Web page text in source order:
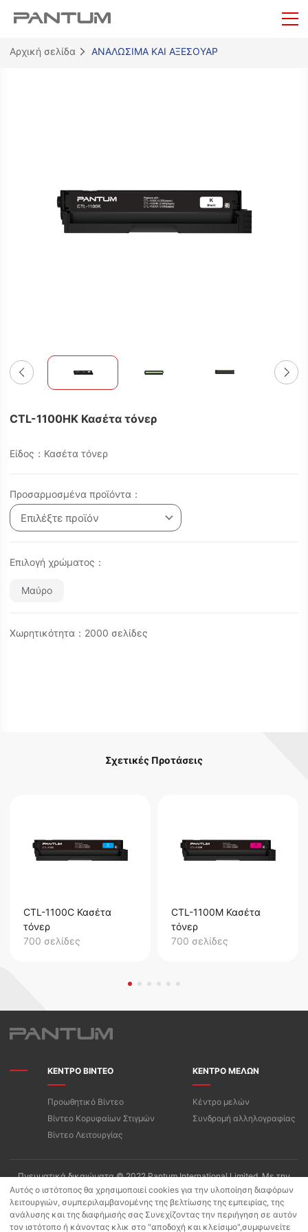
Αρχική σελίδα ΑΝΑΛΩΣΙΜΑ ΚΑΙ ΑΞΕΣΟΥΑΡ
CTL-1100HK Κασέτα τόνερ
Είδος：Κασέτα τόνερ
Προσαρμοσμένα προϊόντα：
Επιλέξτε προϊόν
Επιλογή χρώματος：
Μαύρο
Χωρητικότητα：2000 σελίδες
Σχετικές Προτάσεις
CTL-1100C Κασέτα
τόνερ
700 σελίδες
CTL-1100M Κασέτα
τόνερ
700 σελίδες
ΚΕΝΤΡΟ ΒΙΝΤΕΟ
Προωθητικό Βίντεο
Βίντεο Κορυφαίων Στιγμών
Βίντεο Λειτουργίας
ΚΕΝΤΡΟ ΜΕΛΩΝ
Κέντρο μελών
Συνδρομή αλληλογραφίας
Πνευματικά δικαιώματα © 2022 Pantum International Limited. Με την
επιφύλαξη παντός δικαιώματος
Όροι Χρήσης/Πολιτική Απορρήτου της «PANTUM»
Πολιτική προστασίας προσωπικών δεδομένων για Pantum App
Πολιτική Cookies
Αυτός ο ιστότοπος θα χρησιμοποιεί cookies για την υλοποίηση διαφόρων
λειτουργιών, συμπεριλαμβανομένης της βελτίωσης της εμπειρίας, της
ανάλυσης και της διαφήμισής σας Συνεχίζοντας την περιήγηση σε αυτόν
τον ιστότοπο ή κάνοντας κλικ στο "αποδοχή και κλείσιμο",συμφωνείτε